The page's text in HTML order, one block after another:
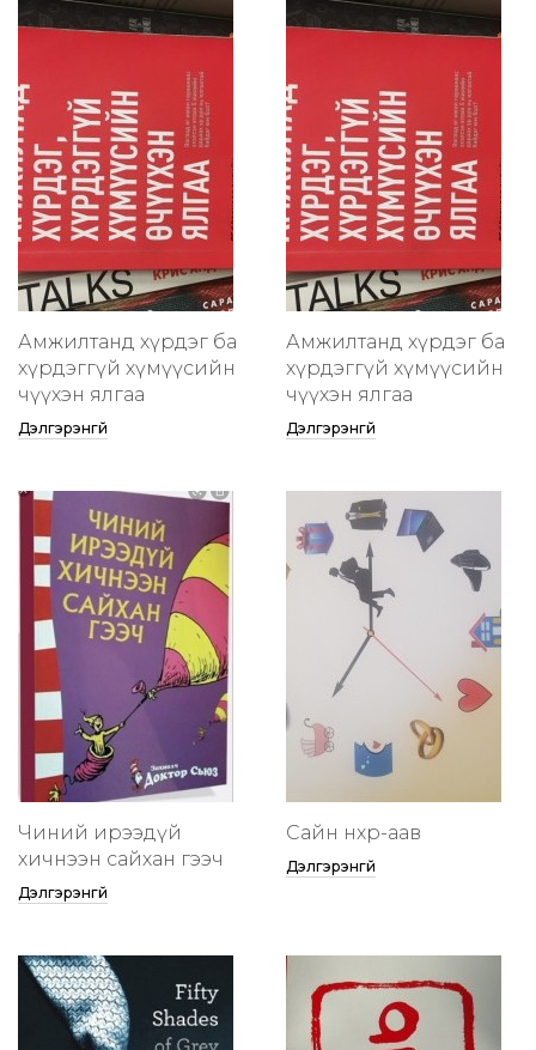
Амжилтанд хүрдэг ба
хүрдэггүй хүмүүсийн
өчүүхэн ялгаа
Дэлгэрэнгүй
Амжилтанд хүрдэг ба
хүрдэггүй хүмүүсийн
өчүүхэн ялгаа
Дэлгэрэнгүй
Чиний ирээдүй
хичнээн сайхан гээч
Дэлгэрэнгүй
Сайн нөхөр-аав
Дэлгэрэнгүй